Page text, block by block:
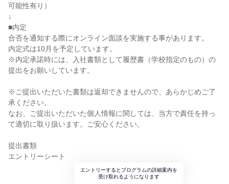
可能性有り）
↓
■内定
合否を通知する際にオンライン面談を実施する事があります。
内定式は10月を予定しています。
※内定承諾時には、入社書類として履歴書（学校指定のもの）の
提出をお願いしています。
※ご提出いただいた書類は返却できませんので、あらかじめご了
承ください。
なお、ご提出いただいた個人情報に関しては、当方で責任を持っ
て適切に取り扱います。ご安心ください。
提出書類
エントリーシート
エントリーするとプログラムの詳細案内を
受け取れるようになります